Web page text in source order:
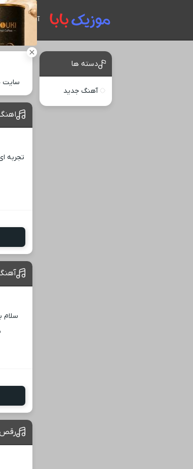
آهنگ های
سایت
تجربه
سلام
رقص
دسته ها
آهنگ جدید